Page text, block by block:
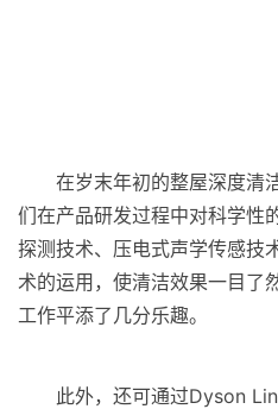
在岁末年初的整屋深度清
们在产品研发过程中对科学性
探测技术、压电式声学传感技
术的运用，使清洁效果一目了
工作平添了几分乐趣。
此外，还可通过Dyson